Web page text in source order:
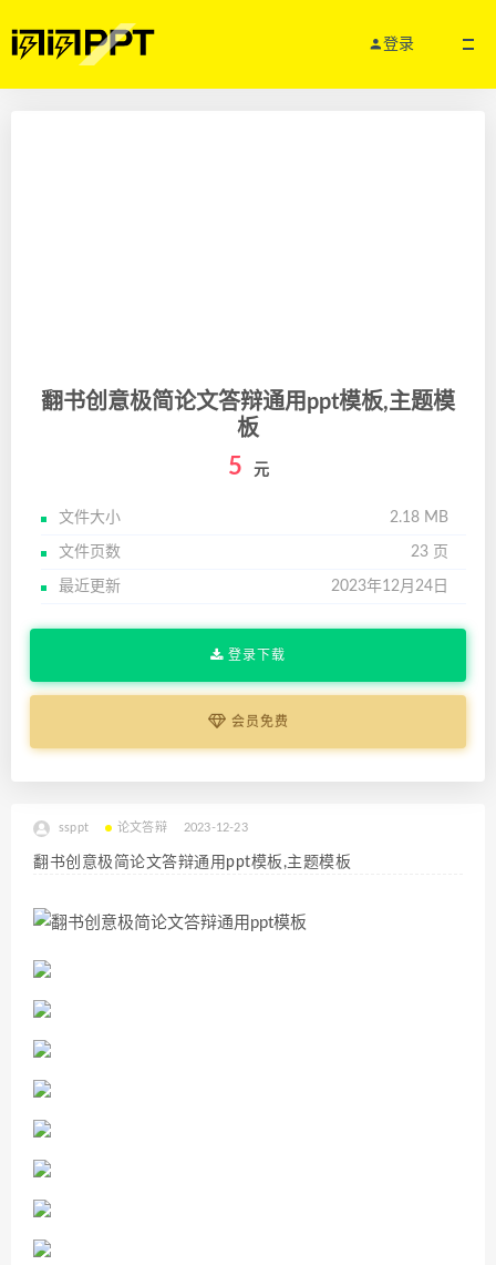
登录
翻书创意极简论文答辩通用ppt模板,主题模
板
5 元
文件大小 2.18 MB
文件页数 23 页
最近更新 2023年12月24日
登录下载
会员免费
ssppt 论文答辩 2023-12-23
翻书创意极简论文答辩通用ppt模板,主题模板